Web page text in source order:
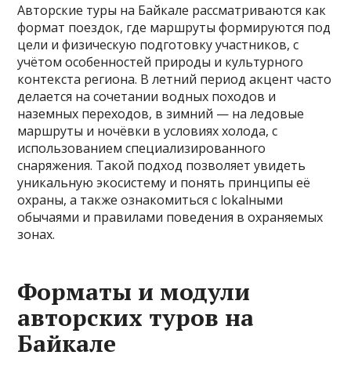
Авторские туры на Байкале рассматриваются как
формат поездок, где маршруты формируются под
цели и физическую подготовку участников, с
учётом особенностей природы и культурного
контекста региона. В летний период акцент часто
делается на сочетании водных походов и
наземных переходов, в зимний — на ледовые
маршруты и ночёвки в условиях холода, с
использованием специализированного
снаряжения. Такой подход позволяет увидеть
уникальную экосистему и понять принципы её
охраны, а также ознакомиться с lokalными
обычаями и правилами поведения в охраняемых
зонах.
Форматы и модули
авторских туров на
Байкале